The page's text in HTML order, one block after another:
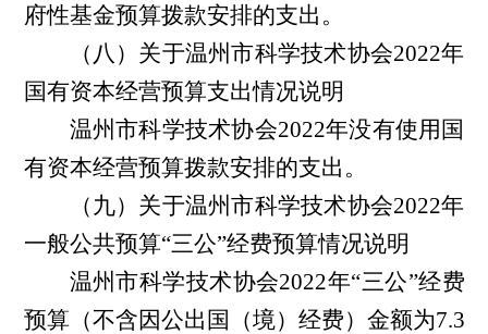
府性基金预算拨款安排的支出。
（八）关于温州市科学技术协会2022年
国有资本经营预算支出情况说明
温州市科学技术协会2022年没有使用国
有资本经营预算拨款安排的支出。
（九）关于温州市科学技术协会2022年
一般公共预算“三公”经费预算情况说明
温州市科学技术协会2022年“三公”经费
预算（不含因公出国（境）经费）金额为7.3